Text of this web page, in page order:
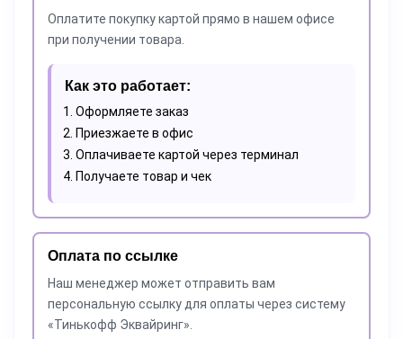
Оплатите покупку картой прямо в нашем офисе
при получении товара.
Как это работает:
Оформляете заказ
Приезжаете в офис
Оплачиваете картой через терминал
Получаете товар и чек
Оплата по ссылке
Наш менеджер может отправить вам
персональную ссылку для оплаты через систему
«Тинькофф Эквайринг».